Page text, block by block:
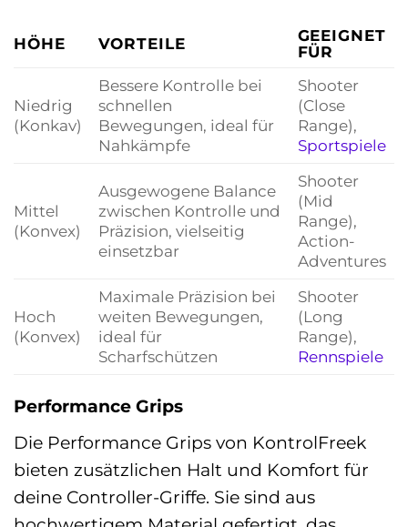
HÖHE VORTEILE
GEEIGNET
FÜR
Niedrig
(Konkav)
Bessere Kontrolle bei
schnellen
Bewegungen, ideal für
Nahkämpfe
Shooter
(Close
Range),
Sportspiele
Mittel
(Konvex)
Ausgewogene Balance
zwischen Kontrolle und
Präzision, vielseitig
einsetzbar
Shooter
(Mid
Range),
Action-
Adventures
Hoch
(Konvex)
Maximale Präzision bei
weiten Bewegungen,
ideal für
Scharfschützen
Shooter
(Long
Range),
Rennspiele
Performance Grips
Die Performance Grips von KontrolFreek
bieten zusätzlichen Halt und Komfort für
deine Controller-Griffe. Sie sind aus